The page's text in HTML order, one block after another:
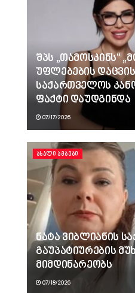
შპს „თამოსკინს“
უფლებების დაცვის
საქართველოს
ფაქტი დაუდგინდა
07/17/2026
ᲐᲮᲐᲚᲘ ᲐᲛᲑᲔᲑᲘ
ნატა ვიბლიანის
გაუპატიურების
მიმდინარეობს
07/18/2026